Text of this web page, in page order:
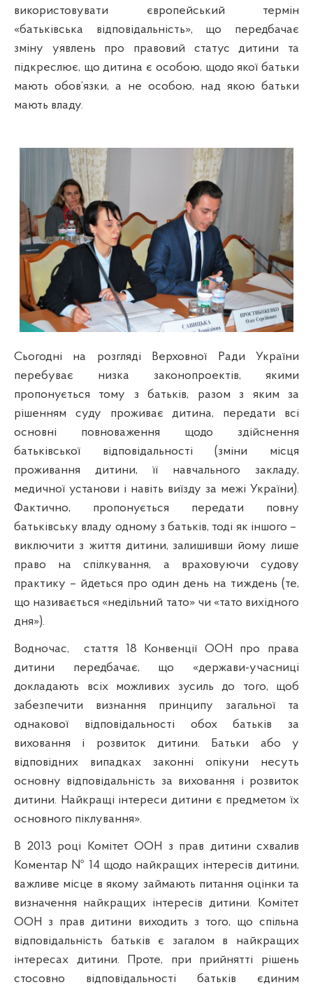
використовувати європейський термін
«батьківська відповідальність», що передбачає
зміну уявлень про правовий статус дитини та
підкреслює, що дитина є особою, щодо якої батьки
мають обов’язки, а не особою, над якою батьки
мають владу.
Сьогодні на розгляді Верховної Ради України
перебуває низка законопроектів, якими
пропонується тому з батьків, разом з яким за
рішенням суду проживає дитина, передати всі
основні повноваження щодо здійснення
батьківської відповідальності (зміни місця
проживання дитини, її навчального закладу,
медичної установи і навіть виїзду за межі України).
Фактично, пропонується передати повну
батьківську владу одному з батьків, тоді як іншого –
виключити з життя дитини, залишивши йому лише
право на спілкування, а враховуючи судову
практику – йдеться про один день на тиждень (те,
що називається «недільний тато» чи «тато вихідного
дня»).
Водночас,
стаття 18 Конвенції ООН про права
дитини передбачає, що «держави-учасниці
докладають всіх можливих зусиль до того, щоб
забезпечити визнання принципу загальної та
однакової відповідальності обох батьків за
виховання і розвиток дитини. Батьки або у
відповідних випадках законні опікуни несуть
основну відповідальність за виховання і розвиток
дитини. Найкращі інтереси дитини є предметом їх
основного піклування».
В 2013 році Комітет ООН з прав дитини схвалив
Коментар № 14 щодо найкращих інтересів дитини,
важливе місце в якому займають питання оцінки та
визначення найкращих інтересів дитини. Комітет
ООН з прав дитини виходить з того, що спільна
відповідальність батьків є загалом в найкращих
інтересах дитини. Проте, при прийнятті рішень
стосовно відповідальності батьків єдиним